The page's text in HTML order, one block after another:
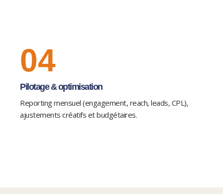
04
Pilotage & optimisation
Reporting mensuel (engagement, reach, leads, CPL),
ajustements créatifs et budgétaires.